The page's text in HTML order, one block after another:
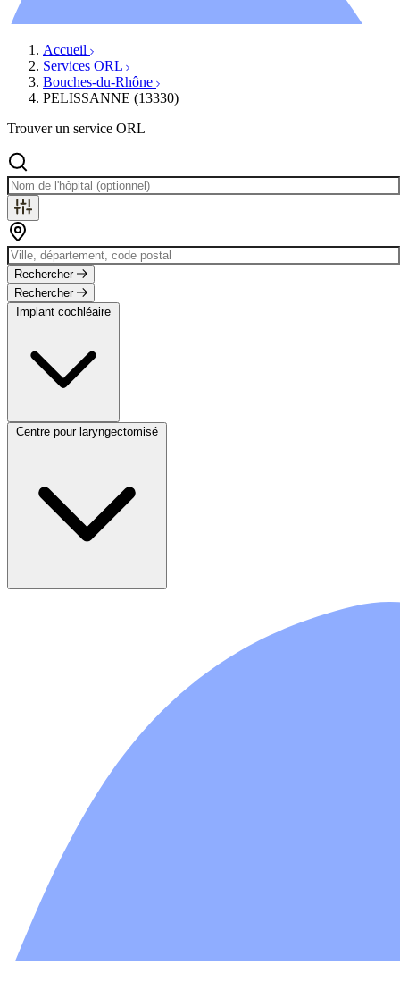
Accueil
Services ORL
Bouches-du-Rhône
PELISSANNE (13330)
Trouver un service ORL
Rechercher
Rechercher
Implant cochléaire
Centre pour laryngectomisé